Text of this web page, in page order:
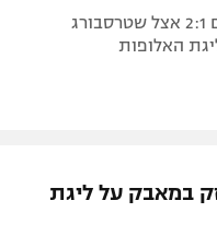
הפסד ליגה שני ברציפות לאלופת צרפת, הפעם 2:1 אצל שטרסבורג
האלופות
במאבק על ליגת